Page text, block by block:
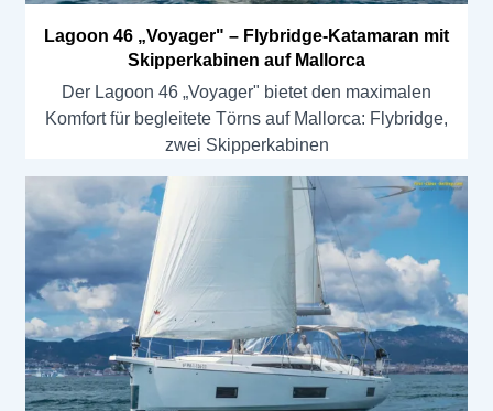
Lagoon 46 „Voyager" – Flybridge-Katamaran mit
Skipperkabinen auf Mallorca
Der Lagoon 46 „Voyager" bietet den maximalen
Komfort für begleitete Törns auf Mallorca: Flybridge,
zwei Skipperkabinen